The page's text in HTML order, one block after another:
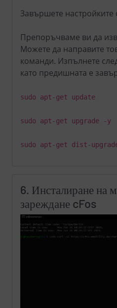
Завършете настройките
Препоръчваме ви да
Можете да направите
команди. Изпълнете
като предишната е
sudo apt-get update
sudo apt-get upgrade -y
sudo apt-get dist-
6. Инсталиране на
зареждане cFos